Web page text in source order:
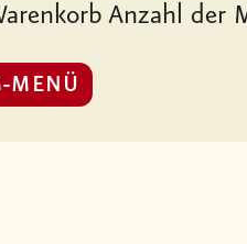
Anzahl der
MENÜ